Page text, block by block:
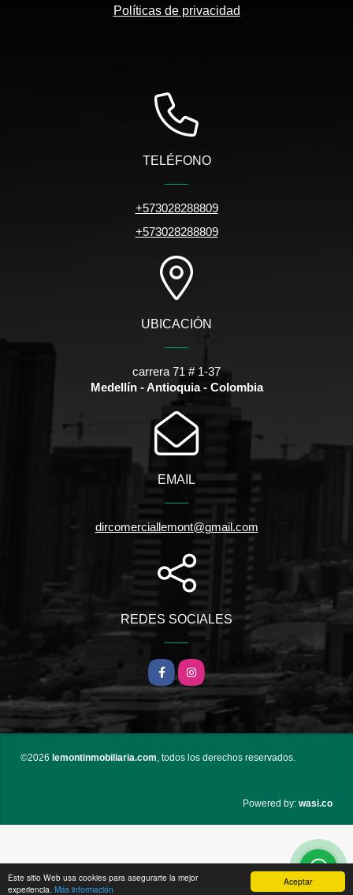
Aceptar
Este sitio Web usa cookies para asegurarte la mejor
experiencia. Más información
Políticas de privacidad
TELÉFONO
+573028288809
+573028288809
UBICACIÓN
carrera 71 # 1-37
Medellín - Antioquia - Colombia
EMAIL
dircomerciallemont@gmail.com
REDES SOCIALES
Facebook
Instagram
©2026 lemontinmobiliaria.com, todos los derechos reservados.
Powered by: wasi.co